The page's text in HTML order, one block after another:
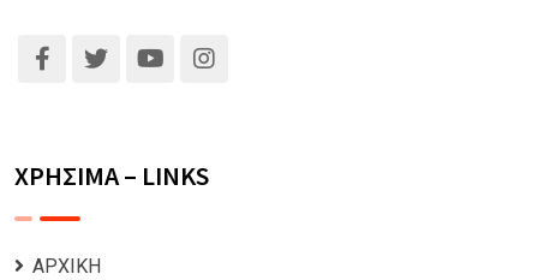
ΧΡΗΣΙΜΑ – LINKS
ΑΡΧΙΚΗ